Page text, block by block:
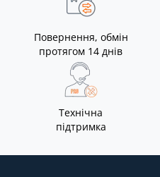
Повернення, обмін
протягом 14 днів
Технічна
підтримка